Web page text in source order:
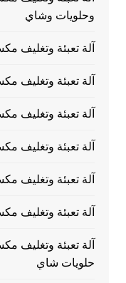
وحلويات وشاي
آلة تعبئة
آلة تعبئة
آلة تعبئة
آلة تعبئة
آلة تعبئة
آلة تعبئة
آلة تعبئة
حلويات شاي